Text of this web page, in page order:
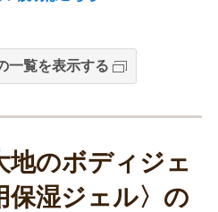
一覧を表示する
地のボディジェ
保湿ジェル〉の